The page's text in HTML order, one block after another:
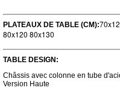
PLATEAUX DE TABLE (CM):
80x120 80x130
TABLE DESIGN:
Châssis avec colonne en tube
Version Haute